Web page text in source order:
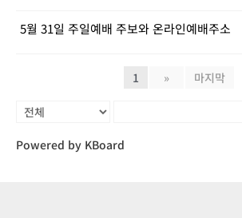
5월 31일 주일예배 주보와 온라인예배주소
1 » 마지막
Powered by KBoard